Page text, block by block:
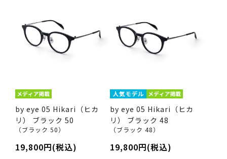
by eye 05 Hikari（ヒカ
リ） ブラック 50
（ブラック 50）
19,800円(税込)
by eye 05 Hikari（ヒカ
リ） ブラック 48
（ブラック 48）
19,800円(税込)